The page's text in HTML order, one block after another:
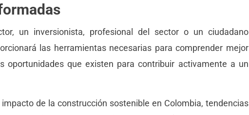
un inversionista, profesional del sector o un ciudadano
las herramientas necesarias para comprender mejor
oportunidades que existen para contribuir activamente a un
de la construcción sostenible en Colombia, tendencias